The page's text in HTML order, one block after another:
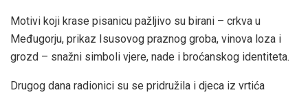
Motivi koji krase pisanicu pažljivo su birani – crkva u
Međugorju, prikaz Isusovog praznog groba, vinova loza i
grozd – snažni simboli vjere, nade i broćanskog identiteta.
Drugog dana radionici su se pridružila i djeca iz vrtića